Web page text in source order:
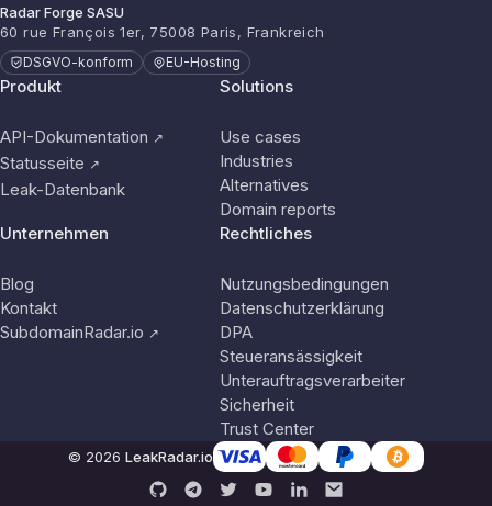
Radar Forge SASU
60 rue François 1er, 75008 Paris, Frankreich
DSGVO-konform EU-Hosting
Produkt
API-Dokumentation ↗
Statusseite ↗
Leak-Datenbank
Solutions
Use cases
Industries
Alternatives
Domain reports
Unternehmen
Blog
Kontakt
SubdomainRadar.io ↗
Rechtliches
Nutzungsbedingungen
Datenschutzerklärung
DPA
Steueransässigkeit
Unterauftragsverarbeiter
Sicherheit
Trust Center
© 2026 LeakRadar.io